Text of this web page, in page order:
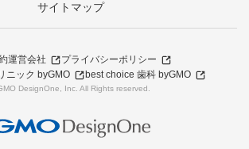
サイトマップ
運営会社
プライバシーポリシー
ニック byGMO
best choice 歯科 byGMO
DesignOne, Inc. All Rights reserved.